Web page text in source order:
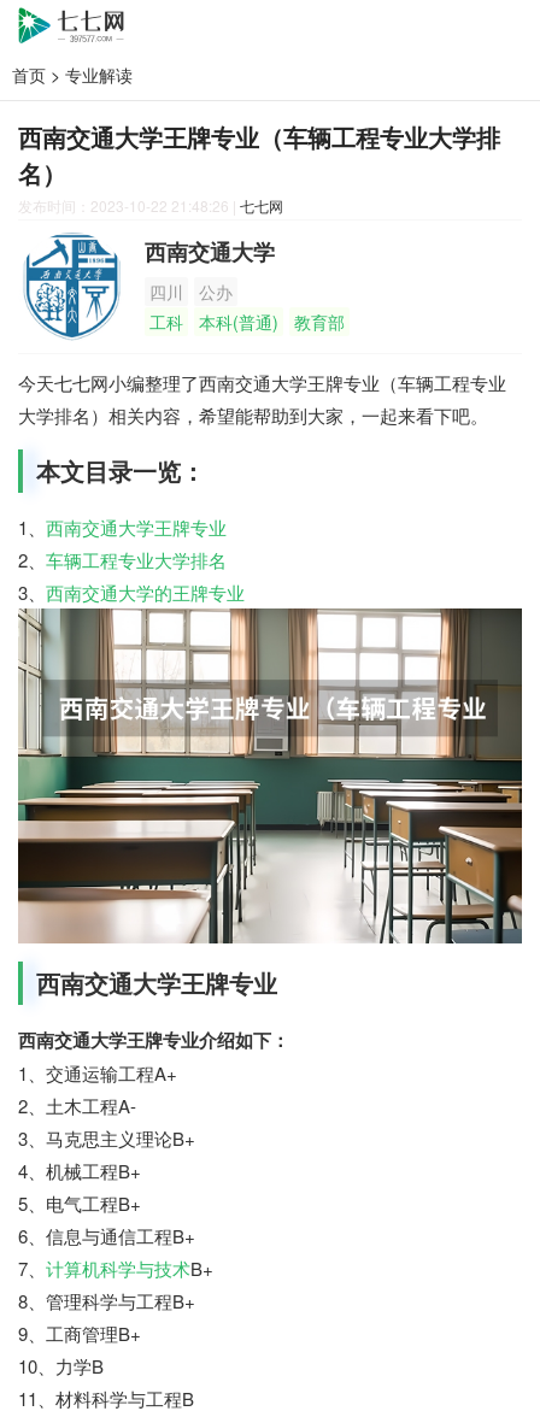
首页 > 专业解读
西南交通大学王牌专业（车辆工程专业大学排
名）
发布时间：2023-10-22 21:48:26 | 七七网
西南交通大学
四川
公办
工科
本科(普通) 教育部
今天七七网小编整理了西南交通大学王牌专业（车辆工程专业
大学排名）相关内容，希望能帮助到大家，一起来看下吧。
本文目录一览：
1、 西南交通大学王牌专业
2、 车辆工程专业大学排名
3、 西南交通大学的王牌专业
西南交通大学王牌专业
西南交通大学王牌专业介绍如下：
1、交通运输工程A+
2、土木工程A-
3、马克思主义理论B+
4、机械工程B+
5、电气工程B+
6、信息与通信工程B+
7、 计算机科学与技术B+
8、管理科学与工程B+
9、工商管理B+
10、力学B
11、材料科学与工程B